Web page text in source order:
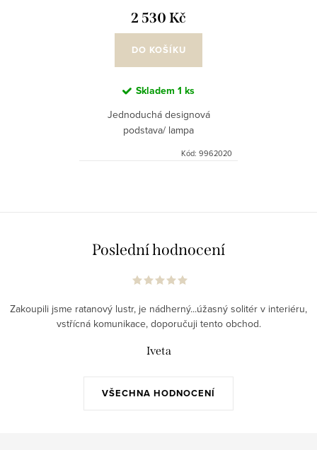
2 530 Kč
DO KOŠÍKU
Skladem 1 ks
Jednoduchá designová
podstava/ lampa
Kód: 9962020
Poslední hodnocení
VŠECHNA HODNOCENÍ
Zakoupili jsme ratanový lustr, je nádherný...úžasný solitér v interiéru,
vstřícná komunikace, doporučuji tento obchod.
Iveta